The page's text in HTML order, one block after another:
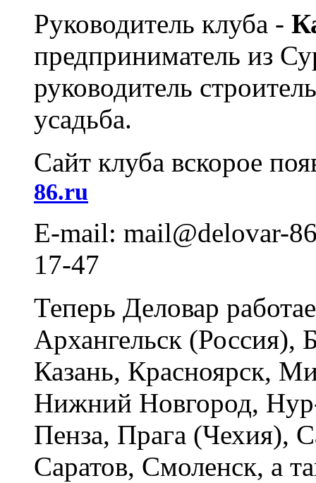
Руководитель клуба -
предприниматель из
руководитель
усадьба.
Сайт клуба вскорое
86.ru
E-mail: mail@delovar-
17-47
Теперь Деловар
Архангельск (Россия),
Казань, Красноярск,
Нижний Новгород,
Пенза, Прага (Чехия),
Саратов, Смоленск, а